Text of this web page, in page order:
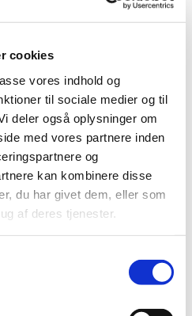
cookies
vores indhold og
til sociale medier og til
deler også oplysninger om
med vores partnere inden
og
kan kombinere disse
du har givet dem, eller som
af deres tjenester.